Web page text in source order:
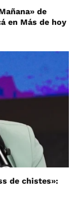
de
en Más de hoy
de chistes»: